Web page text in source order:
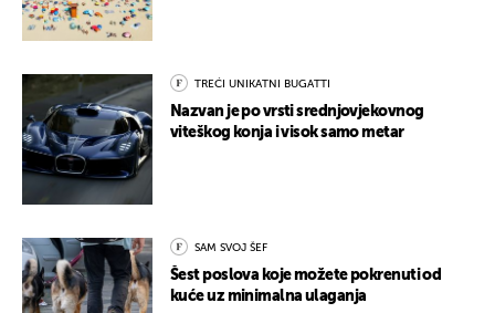
TREĆI UNIKATNI BUGATTI
Nazvan je po vrsti srednjovjekovnog
viteškog konja i visok samo metar
SAM SVOJ ŠEF
Šest poslova koje možete pokrenuti od
kuće uz minimalna ulaganja